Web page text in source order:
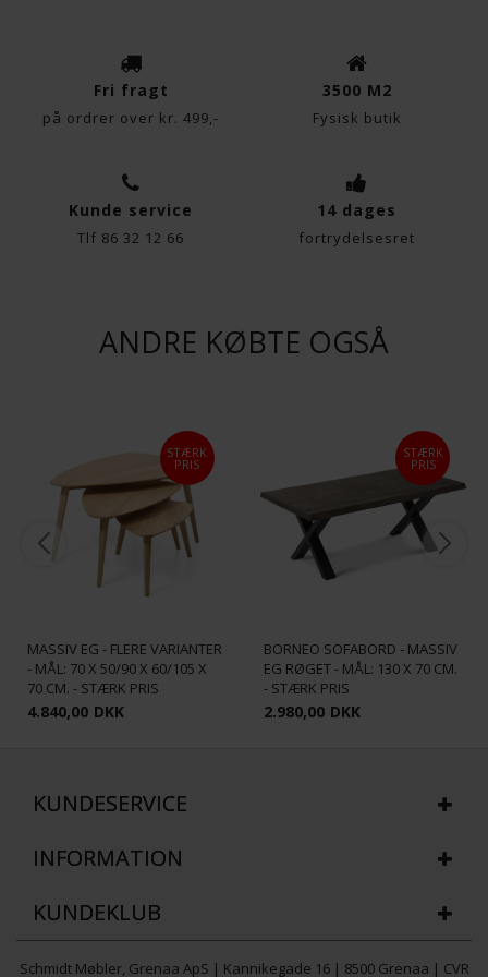
Fri fragt
på ordrer over kr. 499,-
3500 M2
Fysisk butik
Kunde service
Tlf 86 32 12 66
14 dages
fortrydelsesret
ANDRE KØBTE OGSÅ
STÆRK
PRIS
MASSIV EG - FLERE VARIANTER
- MÅL: 70 X 50/90 X 60/105 X
70 CM. - STÆRK PRIS
4.840,00 DKK
STÆRK
PRIS
BORNEO SOFABORD - MASSIV
EG RØGET - MÅL: 130 X 70 CM.
- STÆRK PRIS
2.980,00 DKK
KUNDESERVICE
INFORMATION
KUNDEKLUB
Schmidt Møbler, Grenaa ApS | Kannikegade 16 | 8500 Grenaa | CVR